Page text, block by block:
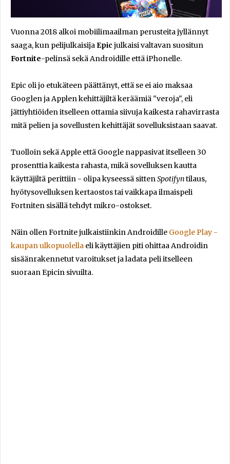
Vuonna 2018 alkoi mobiilimaailman perusteita jyllännyt
saaga, kun pelijulkaisija Epic julkaisi valtavan suositun
Fortnite-pelinsä sekä Androidille että iPhonelle.
Epic oli jo etukäteen päättänyt, että se ei aio maksaa
Googlen ja Applen kehittäjiltä keräämiä "veroja", eli
jättiyhtiöiden itselleen ottamia siivuja kaikesta rahavirrasta
mitä pelien ja sovellusten kehittäjät sovelluksistaan saavat.
Tuolloin sekä Apple että Google nappasivat itselleen 30
prosenttia kaikesta rahasta, mikä sovelluksen kautta
käyttäjiltä perittiin - olipa kyseessä sitten Spotifyntilaus,
hyötysovelluksen kertaostos tai vaikkapa ilmaispeli
Fortniten sisällä tehdyt mikro-ostokset.
Näin ollen Fortnite julkaistiinkin Androidille Google Play -
kaupan ulkopuolella eli käyttäjien piti ohittaa Androidin
sisäänrakennetut varoitukset ja ladata peli itselleen
suoraan Epicin sivuilta.